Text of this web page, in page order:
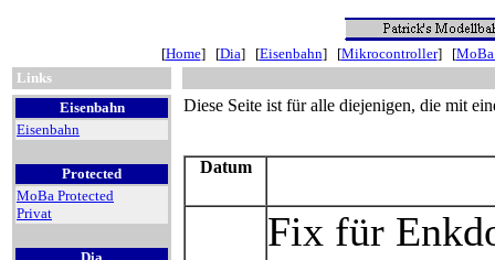
[Home] [Dia] [Eisenbahn] [Mikrocontroller] [MoBa
Links
Eisenbahn
Eisenbahn
Protected
MoBa Protected
Privat
Diese Seite ist für alle diejenigen, die mit
Datum
Fix für